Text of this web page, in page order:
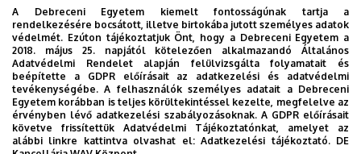
elsősorban az intermetallikus vegyületekben és
kerámiákban zajló diffúziós és szegregációs folyamatokat
vizsgáljuk, amelyhez szükséges volt a hagyományos
nyomjelzéses technika megújítása.
2008-ban Szabó István egyetemi docens vette át a
tanszék vezetését nagyrészt megőrizvén a kutatási
területeket. Az oktatásban azonban a körülmények
A Debreceni Egyetem kiemelt fontosságúnak tartja a
rendelkezésére bocsátott, illetve birtokába jutott személyes adatok
védelmét. Ezúton tájékoztatjuk Önt, hogy a Debreceni Egyetem a
2018. május 25. napjától kötelezően alkalmazandó Általános
Adatvédelmi Rendelet alapján felülvizsgálta folyamatait és
beépítette a GDPR előírásait az adatkezelési és adatvédelmi
tevékenységébe. A felhasználók személyes adatait a Debreceni
Egyetem korábban is teljes körültekintéssel kezelte, megfelelve az
érvényben lévő adatkezelési szabályozásoknak. A GDPR előírásait
követve frissítettük Adatvédelmi Tájékoztatónkat, amelyet az
alábbi linkre kattintva olvashat el:Adatkezelési tájékoztató. DE